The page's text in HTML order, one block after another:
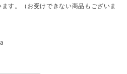
す。（お受けできない商品もございま